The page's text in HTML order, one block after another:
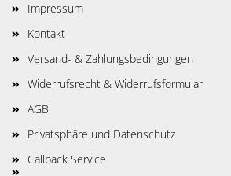
Impressum
Kontakt
Versand- & Zahlungsbedingungen
Widerrufsrecht & Widerrufsformular
AGB
Privatsphäre und Datenschutz
Callback Service